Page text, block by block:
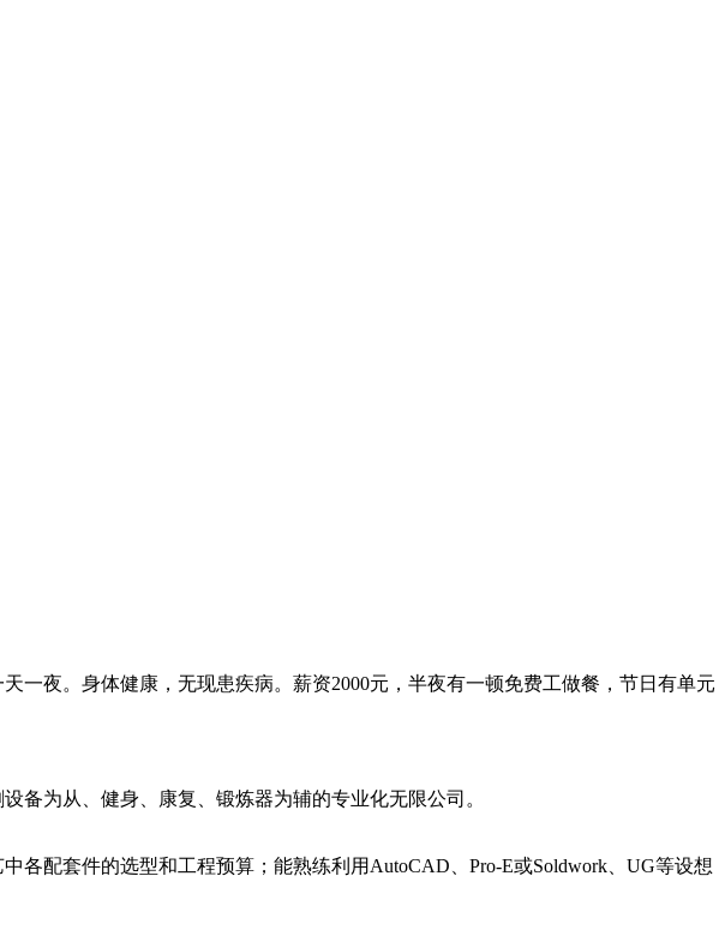
夜。身体健康，无现患疾病。薪资2000元，半夜有一顿免费工做餐，节日有单元
为从、健身、康复、锻炼器为辅的专业化无限公司。
配套件的选型和工程预算；能熟练利用AutoCAD、Pro-E或Soldwork、UG等设想